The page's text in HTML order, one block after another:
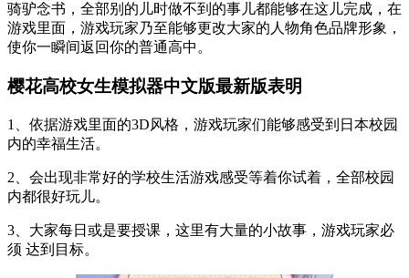
骑驴念书，全部别的儿时做不到的事儿都能够在这儿完成，在
游戏里面，游戏玩家乃至能够更改大家的人物角色品牌形象，
使你一瞬间返回你的普通高中。
樱花高校女生模拟器中文版最新版表明
1、依据游戏里面的3D风格，游戏玩家们能够感受到日本校园
内的幸福生活。
2、会出现非常好的学校生活游戏感受等着你试着，全部校园
内都很好玩儿。
3、大家每日或是要授课，这里有大量的小故事，游戏玩家必
须 达到目标。